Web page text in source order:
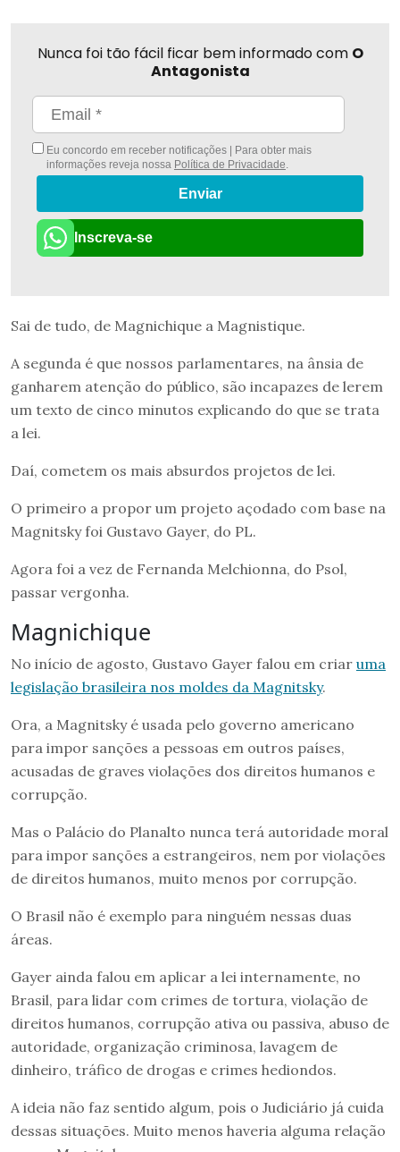
Nunca foi tão fácil ficar bem informado com O
Antagonista
Eu concordo em receber notificações | Para obter mais
informações reveja nossa Política de Privacidade.
Enviar
Inscreva-se
Sai de tudo, de Magnichique a Magnistique.
A segunda é que nossos parlamentares, na ânsia de
ganharem atenção do público, são incapazes de lerem
um texto de cinco minutos explicando do que se trata
a lei.
Daí, cometem os mais absurdos projetos de lei.
O primeiro a propor um projeto açodado com base na
Magnitsky foi Gustavo Gayer, do PL.
Agora foi a vez de Fernanda Melchionna, do Psol,
passar vergonha.
Magnichique
No início de agosto, Gustavo Gayer falou em criar uma
legislação brasileira nos moldes da Magnitsky.
Ora, a Magnitsky é usada pelo governo americano
para impor sanções a pessoas em outros países,
acusadas de graves violações dos direitos humanos e
corrupção.
Mas o Palácio do Planalto nunca terá autoridade moral
para impor sanções a estrangeiros, nem por violações
de direitos humanos, muito menos por corrupção.
O Brasil não é exemplo para ninguém nessas duas
áreas.
Gayer ainda falou em aplicar a lei internamente, no
Brasil, para lidar com crimes de tortura, violação de
direitos humanos, corrupção ativa ou passiva, abuso de
autoridade, organização criminosa, lavagem de
dinheiro, tráfico de drogas e crimes hediondos.
A ideia não faz sentido algum, pois o Judiciário já cuida
dessas situações. Muito menos haveria alguma relação